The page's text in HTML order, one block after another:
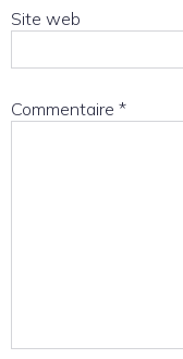
Site web
Commentaire *